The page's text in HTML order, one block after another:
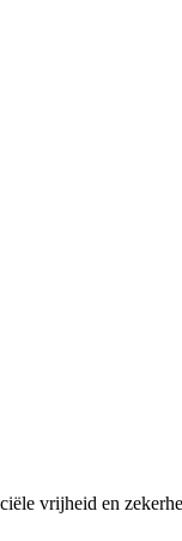
vrijheid en